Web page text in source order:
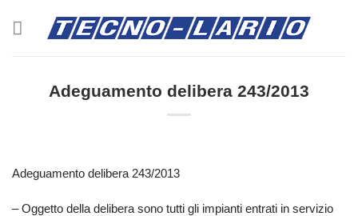
Adeguamento delibera 243/2013
Adeguamento delibera 243/2013
– Oggetto della delibera sono tutti gli impianti entrati in servizio